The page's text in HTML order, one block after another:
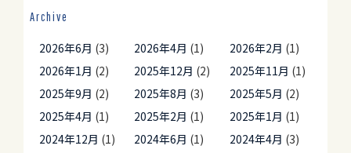
Archive
2026年6月 (3) 2026年4月 (1) 2026年2月 (1)
2026年1月 (2) 2025年12月 (2) 2025年11月 (1)
2025年9月 (2) 2025年8月 (3) 2025年5月 (2)
2025年4月 (1) 2025年2月 (1) 2025年1月 (1)
2024年12月 (1) 2024年6月 (1) 2024年4月 (3)